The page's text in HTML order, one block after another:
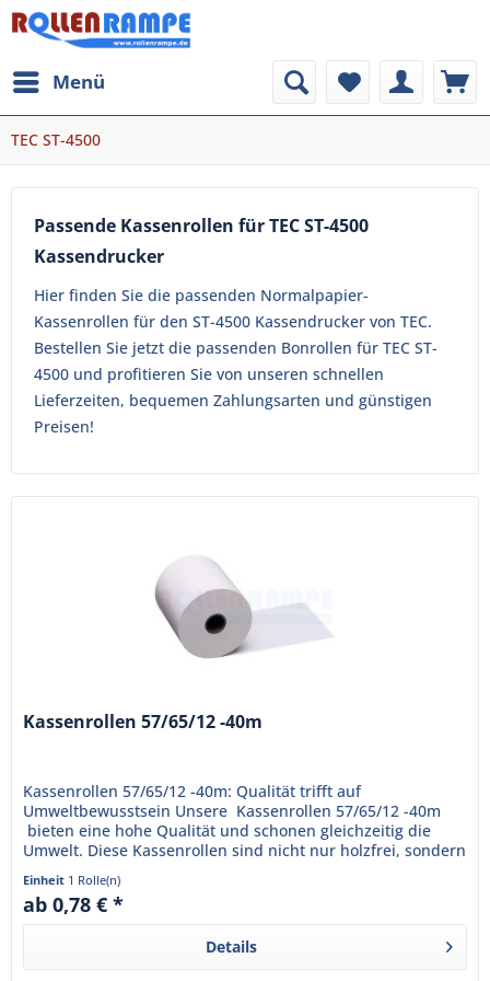
Menü
TEC ST-4500
Passende Kassenrollen für TEC ST-4500
Kassendrucker
Hier finden Sie die passenden Normalpapier-
Kassenrollen für den ST-4500 Kassendrucker von TEC.
Bestellen Sie jetzt die passenden Bonrollen für TEC ST-
4500 und profitieren Sie von unseren schnellen
Lieferzeiten, bequemen Zahlungsarten und günstigen
Preisen!
Kassenrollen 57/65/12 -40m
Kassenrollen 57/65/12 -40m: Qualität trifft auf
Umweltbewusstsein Unsere Kassenrollen 57/65/12 -40m
bieten eine hohe Qualität und schonen gleichzeitig die
Umwelt. Diese Kassenrollen sind nicht nur holzfrei, sondern
auch...
Einheit 1 Rolle(n)
ab 0,78 € *
Details